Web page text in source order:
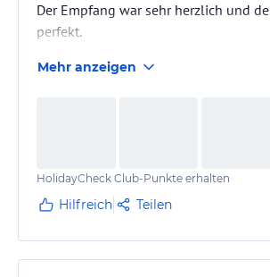
Der Empfang war sehr herzlich und
perfekt.
und Balkon mit Blick zu den
Das Zimmer war sehr sauber und mit
Das Frühstück ließ keine Wünsche
Mehr anzeigen
HolidayCheck Club-Punkte erhalten
Hilfreich Teilen